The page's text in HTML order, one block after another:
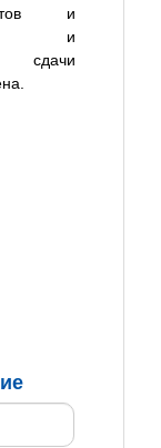
и
и
сдачи